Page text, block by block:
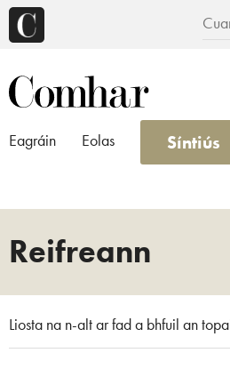
Eagráin Eolas Síntiús
Reifreann
Liosta na n-alt ar fad a bhfuil an